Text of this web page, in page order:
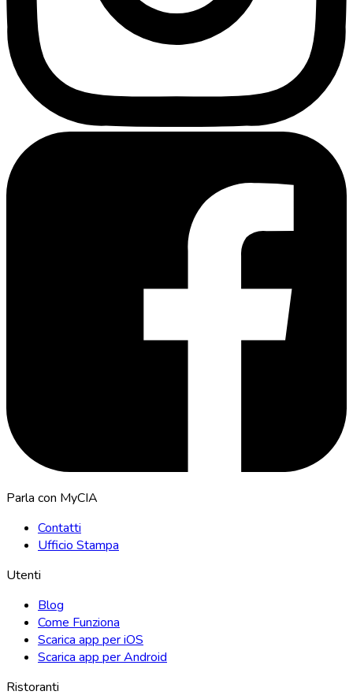
Parla con MyCIA
Contatti
Ufficio Stampa
Utenti
Blog
Come Funziona
Scarica app per iOS
Scarica app per Android
Ristoranti